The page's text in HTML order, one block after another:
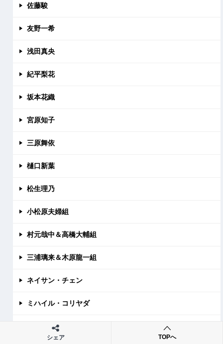
佐藤駿
友野一希
浅田真央
紀平梨花
坂本花織
宮原知子
三原舞依
樋口新葉
松生理乃
小松原夫婦組
村元哉中＆高橋大輔組
三浦璃来＆木原龍一組
ネイサン・チェン
ミハイル・コリヤダ
アンナ・シェルバコワ
シェア TOPへ